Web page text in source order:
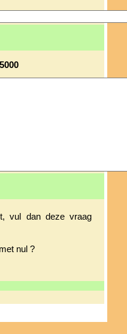
5000
vul dan deze vraag
nul ?